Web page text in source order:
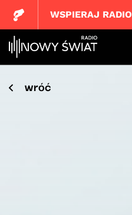
WSPIERAJ RADIO
wróć